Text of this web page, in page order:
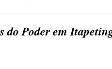
do Poder em